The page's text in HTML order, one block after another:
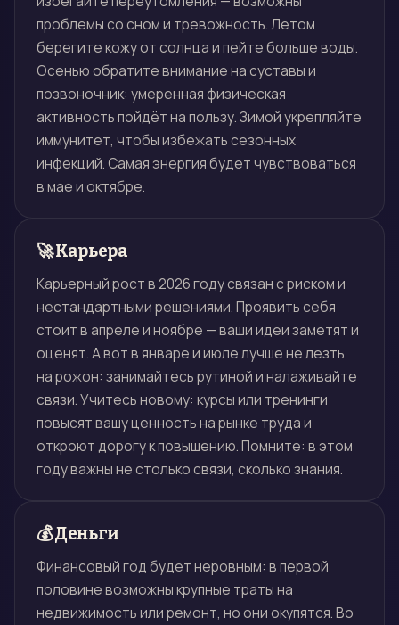
проблемы со сном и тревожность. Летом
берегите кожу от солнца и пейте больше воды.
Осенью обратите внимание на суставы и
позвоночник: умеренная физическая
активность пойдёт на пользу. Зимой укрепляйте
иммунитет, чтобы избежать сезонных
инфекций. Самая энергия будет чувствоваться
в мае и октябре.
🚀 Карьера
Карьерный рост в 2026 году связан с риском и
нестандартными решениями. Проявить себя
стоит в апреле и ноябре — ваши идеи заметят и
оценят. А вот в январе и июле лучше не лезть
на рожон: занимайтесь рутиной и налаживайте
связи. Учитесь новому: курсы или тренинги
повысят вашу ценность на рынке труда и
откроют дорогу к повышению. Помните: в этом
году важны не столько связи, сколько знания.
💰 Деньги
Финансовый год будет неровным: в первой
половине возможны крупные траты на
недвижимость или ремонт, но они окупятся. Во